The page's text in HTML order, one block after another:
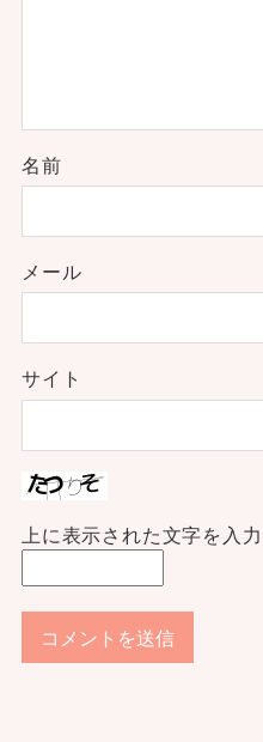
名前
メール
サイト
上に表示された文字を入力